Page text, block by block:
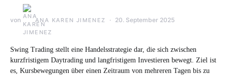
von ANA KAREN JIMENEZ 20. September 2025
Swing Trading stellt eine Handelsstrategie dar, die sich zwischen
kurzfristigem Daytrading und langfristigem Investieren bewegt. Ziel ist
es, Kursbewegungen über einen Zeitraum von mehreren Tagen bis zu